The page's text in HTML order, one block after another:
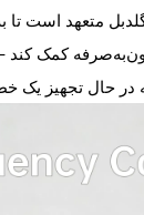
متعهد است تا
کمک کند
در حال تجهیز یک